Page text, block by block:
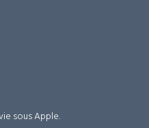
sous Apple.